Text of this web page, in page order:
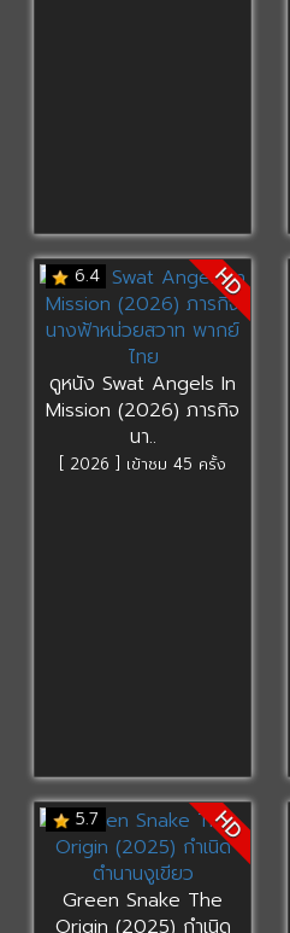
6.4 HD
ดูหนัง Swat Angels In
Mission (2026) ภารกิจ
นา..
[ 2026 ] เข้าชม 45 ครั้ง
5.7 HD
Green Snake The